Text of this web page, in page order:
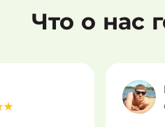
Что о нас